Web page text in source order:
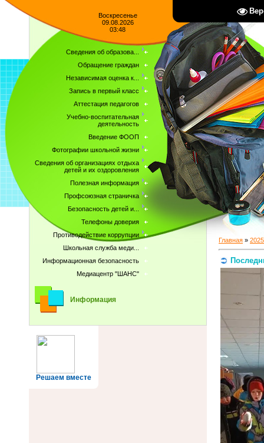
Воскресенье
09.08.2026
03:48
Сведения об образова...
Обращение граждан
Независимая оценка к...
Запись в первый класс
Аттестация педагогов
Учебно-воспитательная
деятельность
Введение ФООП
Фотографии школьной жизни
Сведения об организациях отдыха
детей и их оздоровления
Полезная информация
Профсоюзная страничка
Безопасность детей и...
Телефоны доверия
Противодействие коррупции
Школьная служба меди...
Информационная безопасность
Медиацентр "ШАНС"
Информация
Решаем вместе
Главная » 2025